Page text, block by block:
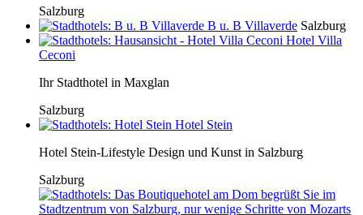
Salzburg
B u. B Villaverde Salzburg
Hotel Villa
Ceconi
Ihr Stadthotel in Maxglan
Salzburg
Hotel Stein
Hotel Stein-Lifestyle Design und Kunst in Salzburg
Salzburg